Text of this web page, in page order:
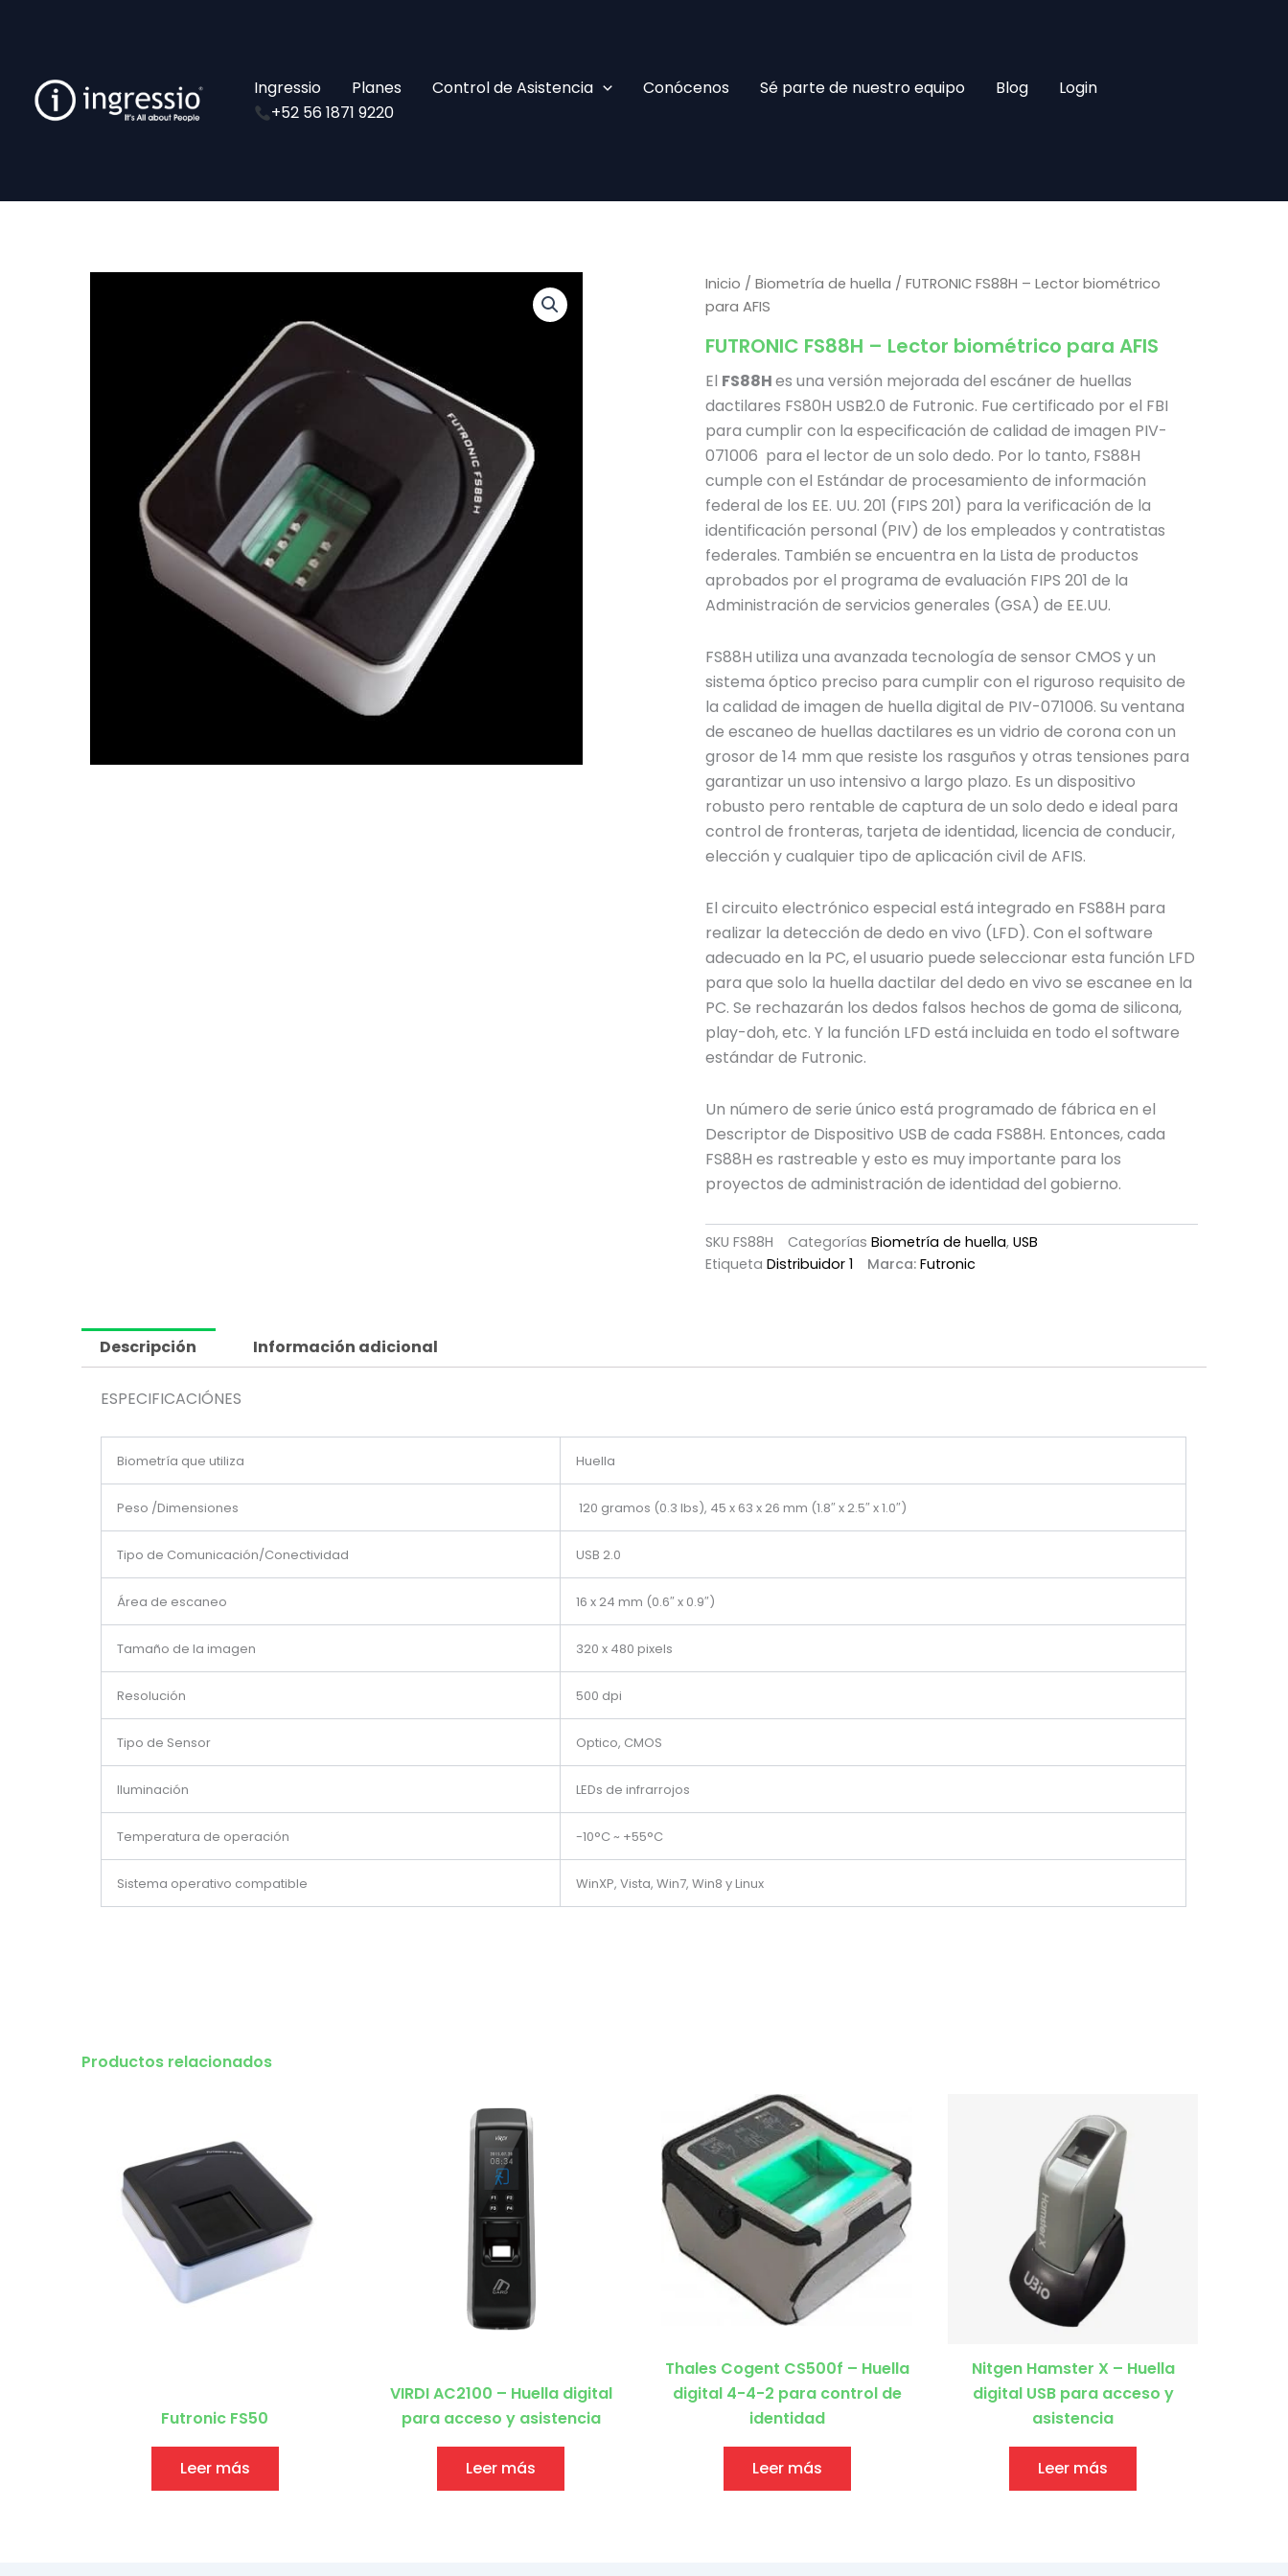
Ingressio
Planes Control de Asistencia Conócenos Sé parte de nuestro equipo Blog
Login
+52 56 1871 9220
Inicio /Biometría de huella / FUTRONIC FS88H – Lector biométrico
para AFIS
FUTRONIC FS88H – Lector biométrico para AFIS
El FS88Hes una versión mejorada del escáner de huellas
dactilares FS80H USB2.0 de Futronic. Fue certificado por el FBI
para cumplir con la especificación de calidad de imagen PIV-
071006 para el lector de un solo dedo. Por lo tanto, FS88H
cumple con el Estándar de procesamiento de información
federal de los EE. UU. 201 (FIPS 201) para la verificación de la
identificación personal (PIV) de los empleados y contratistas
federales. También se encuentra en la Lista de productos
aprobados por el programa de evaluación FIPS 201 de la
Administración de servicios generales (GSA) de EE.UU.
FS88H utiliza una avanzada tecnología de sensor CMOS y un
sistema óptico preciso para cumplir con el riguroso requisito de
la calidad de imagen de huella digital de PIV-071006. Su ventana
de escaneo de huellas dactilares es un vidrio de corona con un
grosor de 14 mm que resiste los rasguños y otras tensiones para
garantizar un uso intensivo a largo plazo. Es un dispositivo
robusto pero rentable de captura de un solo dedo e ideal para
control de fronteras, tarjeta de identidad, licencia de conducir,
elección y cualquier tipo de aplicación civil de AFIS.
El circuito electrónico especial está integrado en FS88H para
realizar la detección de dedo en vivo (LFD). Con el software
adecuado en la PC, el usuario puede seleccionar esta función LFD
para que solo la huella dactilar del dedo en vivo se escanee en la
PC. Se rechazarán los dedos falsos hechos de goma de silicona,
play-doh, etc. Y la función LFD está incluida en todo el software
estándar de Futronic.
Un número de serie único está programado de fábrica en el
Descriptor de Dispositivo USB de cada FS88H. Entonces, cada
FS88H es rastreable y esto es muy importante para los
proyectos de administración de identidad del gobierno.
SKUFS88H Categorías Biometría de huella,USB
Etiqueta Distribuidor 1 Marca:Futronic
Descripción Información adicional
ESPECIFICACIÓNES
Biometría que utiliza Huella
Peso /Dimensiones 120 gramos (0.3 lbs), 45 x 63 x 26 mm (1.8″ x 2.5″ x 1.0″)
​Tipo de Comunicación/Conectividad ​ ​USB 2.0
Área de escaneo 16 x 24 mm (0.6″ x 0.9″)
Tamaño de la imagen​ 320 x 480 pixels
Resolución 500 dpi
Tipo de Sensor Optico, CMOS
Iluminación LEDs de infrarrojos
Temperatura de operación -10°C ~ +55°C
Sistema operativo compatible WinXP, Vista, Win7, Win8 y Linux
Productos relacionados
Futronic FS50
Leer más
VIRDI AC2100 – Huella digital
para acceso y asistencia
Leer más
Thales Cogent CS500f – Huella
digital 4-4-2 para control de
identidad
Leer más
Nitgen Hamster X – Huella
digital USB para acceso y
asistencia
Leer más